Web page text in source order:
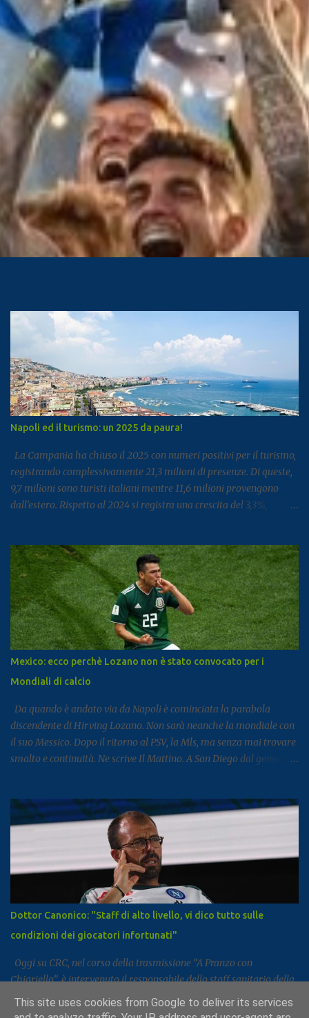
Napoli ed il turismo: un 2025 da paura!
La Campania ha chiuso il 2025 con numeri positivi per il turismo,
registrando complessivamente 21,3 milioni di presenze. Di queste,
9,7 milioni sono turisti italiani mentre 11,6 milioni provengono
dall’estero. Rispetto al 2024 si registra una crescita del 3,3%,
dedicato al turismo, pubblicato come di consueto con alcuni mesi
di ritardo ma utile per fotografare l’andamento complessivo del
comparto nella regione. Napoli e Sorrento trainano il settore: Tra
le principali destinazioni spicca Napoli, che con 3,8 milioni di
presenze si posiziona al dodicesimo posto tra le mete turistiche
italiane, risultando la città con il miglior risultato nel
Mezzogiorno. Subito dopo si colloca Sorrento, che ha registrato 2,8
milioni di presenze e continua a distinguersi anche per alcuni dati
particolari. Circa il 90% dei visitatori della località costiera
proviene infatt...
Mexico: ecco perchè Lozano non è stato convocato per i
Mondiali di calcio
Da quando è andato via da Napoli è cominciata la parabola
discendente di Hirving Lozano. Non sarà neanche la mondiale con
il suo Messico. Dopo il ritorno al PSV, la Mls, ma senza mai trovare
smalto e continuità. Ne scrive Il Mattino. A San Diego dal gennaio
all’anno ) fino almeno al 2028. L’impatto non era stato cattivo: 9
gol e 8 assist in 27 partite. Tutto è cambiato la scorsa estate,
quando il club americano ha comunicato al calciatore che avrebbe
già potuto cercarsi una soluzione differente, ricevendo un no dal
calciatore e dal suo entourage. In pratica, da quando il campionato
americano è ricominciato a febbraio scorso, l’ex azzurro non è mai
stato convocato dal club, allenandosi con i compagni ma mai preso
in considerazione per le gare. Il ct Aguirre gli tese la mano
convocandolo in nazionale e gli chiese di trovare una sistemazione
diversa, m...
Dottor Canonico: "Staff di alto livello, vi dico tutto sulle
condizioni dei giocatori infortunati"
Oggi su CRC, nel corso della trasmissione “A Pranzo con
Chiariello”, è intervenuto il responsabile dello staff sanitario della
SSC Napoli, il dott. Raffaele Canonico. Di seguito le sue parole:
"Purtroppo a Napoli spesso tendiamo ad autodistruggerci o
This site uses cookies from Google to deliver its services